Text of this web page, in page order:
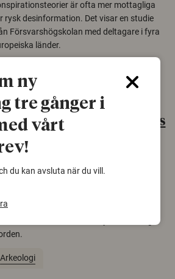
är ofta mer mottagliga
rysk desinformation. Det visar en studie
Försvarshögskolan med deltagare i fyra
länder.
skinn var Sveriges
sko
sko. Fyndet bär spår av romerskt
och beskrivs som mycket ovanligt i
Arkeologi
ny
tre gånger i
vårt
du kan avsluta när du vill.